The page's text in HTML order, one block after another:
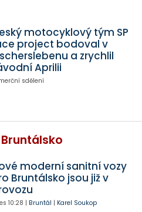
motocyklový tým SP
project bodoval v
a zrychlil
Aprilii
sdělení
moderní sanitní vozy
Bruntálsko jsou již v
10:28 | Bruntál | Karel Soukop